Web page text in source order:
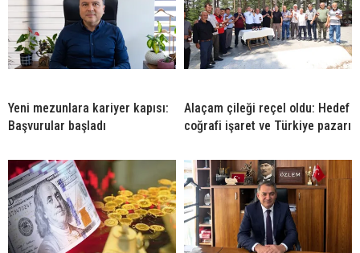
Yeni mezunlara kariyer kapısı:
Başvurular başladı
Alaçam çileği reçel oldu: Hedef
coğrafi işaret ve Türkiye pazarı